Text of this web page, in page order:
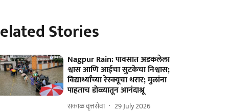
Stories
Nagpur Rain: पावसात अडकलेला
श्वास आणि आईचा सुटकेचा निश्वास;
विद्यार्थ्यांच्या रेस्क्यूचा थरार; मुलांना
पाहताच डोळ्यातून आनंदाश्रू
सकाळ वृत्तसेवा 29 July 2026